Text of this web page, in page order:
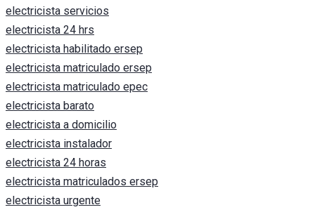
electricista servicios
electricista 24 hrs
electricista habilitado ersep
electricista matriculado ersep
electricista matriculado epec
electricista barato
electricista a domicilio
electricista instalador
electricista 24 horas
electricista matriculados ersep
electricista urgente